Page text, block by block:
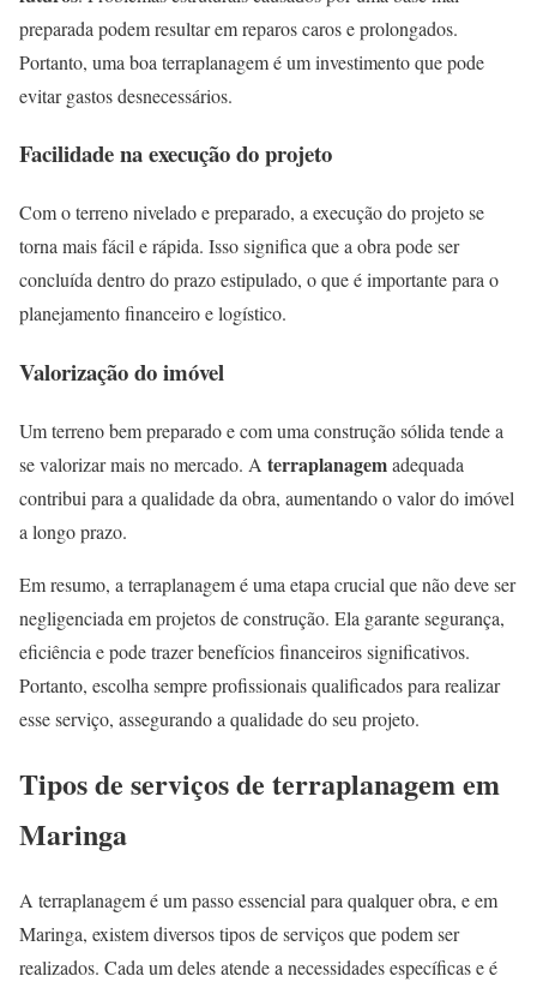
preparada podem resultar em reparos caros e prolongados.
Portanto, uma boa terraplanagem é um investimento que pode
evitar gastos desnecessários.
Facilidade na execução do projeto
Com o terreno nivelado e preparado, a execução do projeto se
torna mais fácil e rápida. Isso significa que a obra pode ser
concluída dentro do prazo estipulado, o que é importante para o
planejamento financeiro e logístico.
Valorização do imóvel
Um terreno bem preparado e com uma construção sólida tende a
se valorizar mais no mercado. A terraplanagemadequada
contribui para a qualidade da obra, aumentando o valor do imóvel
a longo prazo.
Em resumo, a terraplanagem é uma etapa crucial que não deve ser
negligenciada em projetos de construção. Ela garante segurança,
eficiência e pode trazer benefícios financeiros significativos.
Portanto, escolha sempre profissionais qualificados para realizar
esse serviço, assegurando a qualidade do seu projeto.
Tipos de serviços de terraplanagem em
Maringa
A terraplanagem é um passo essencial para qualquer obra, e em
Maringa, existem diversos tipos de serviços que podem ser
realizados. Cada um deles atende a necessidades específicas e é